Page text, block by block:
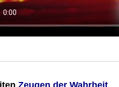
Zeugen der Wahrheit